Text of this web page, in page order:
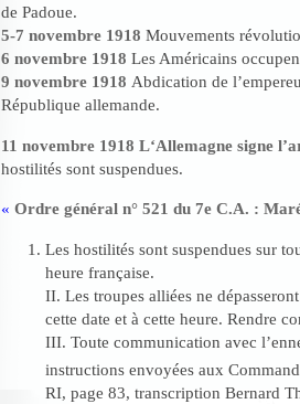
de Padoue.
5-7 novembre 1918 Mouvements
6 novembre 1918 Les Américains
9 novembre 1918 Abdication de
République allemande.
11 novembre 1918 L‘Allemagne signe
hostilités sont suspendues.
« Ordre général n° 521 du 7e C.A. :
Les hostilités sont suspendues sur
heure française.
II. Les troupes alliées ne
cette date et à cette heure. Rendre
III. Toute communication avec
instructions envoyées aux
RI, page 83, transcription Bernard